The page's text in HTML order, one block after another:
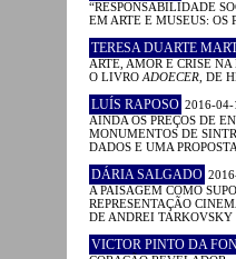
“RESPONSABILIDADE
EM ARTE E MUSEUS: OS
TERESA DUARTE
ARTE, AMOR E CRISE
O LIVRO ADOECER , DE
LUÍS RAPOSO 2016-04-
AINDA OS PREÇOS DE
MONUMENTOS DE
DADOS E UMA
DÁRIA SALGADO
A PAISAGEM COMO
REPRESENTAÇÃO
DE ANDREI TARKOVSKY
VICTOR PINTO DA